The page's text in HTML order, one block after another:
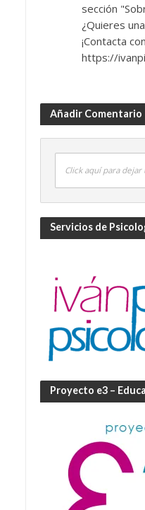
sección
¿Quieres
¡Contacta
https://
Añadir Comentario
Click aquí para
Servicios de
Proyecto e3 –